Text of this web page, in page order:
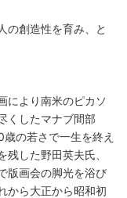
の創造性を育み、と
により南米のピカソ
くしたマナブ間部
の若さで一生を終え
した野田英夫氏、
版画会の脚光を浴び
から大正から昭和初